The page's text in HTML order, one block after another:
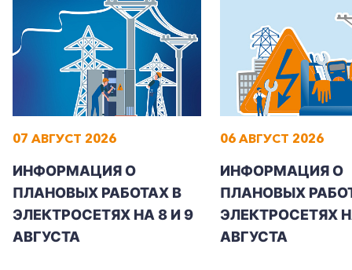
07 АВГУСТ 2026
ИНФОРМАЦИЯ О
ПЛАНОВЫХ РАБОТАХ В
ЭЛЕКТРОСЕТЯХ НА 8 И 9
АВГУСТА
06 АВГУСТ 2026
ИНФОРМАЦИЯ О
ПЛАНОВЫХ
ЭЛЕКТРОСЕТЯХ
АВГУСТА